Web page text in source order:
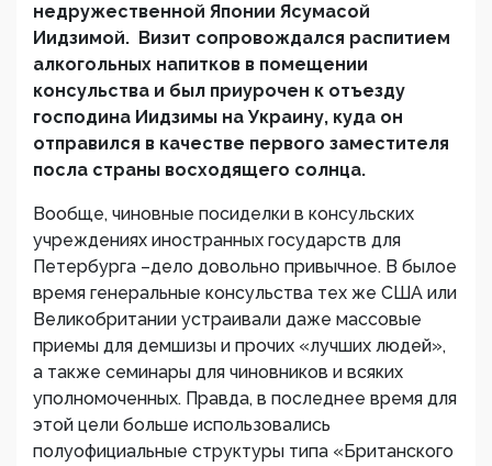
недружественной Японии Ясумасой
Иидзимой. Визит сопровождался распитием
алкогольных напитков в помещении
консульства и был приурочен к отъезду
господина Иидзимы на Украину, куда он
отправился в качестве первого заместителя
посла страны восходящего солнца.
Вообще, чиновные посиделки в консульских
учреждениях иностранных государств для
Петербурга –дело довольно привычное. В былое
время генеральные консульства тех же США или
Великобритании устраивали даже массовые
приемы для демшизы и прочих «лучших людей»,
а также семинары для чиновников и всяких
уполномоченных. Правда, в последнее время для
этой цели больше использовались
полуофициальные структуры типа «Британского